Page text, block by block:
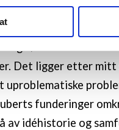
frifagbevegelse.no, hk-
blir brukt slik at vi tilby
i oversikten lengre
og Aubert
fenomenologiske
Det ligger etter
uproblematiske
funderinger
av idéhistorie og